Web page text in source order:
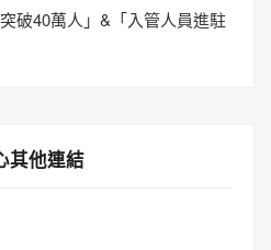
破40萬人」&「入管人員進駐
其他連結